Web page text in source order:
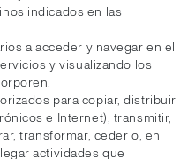
indicados en las
a acceder y navegar en el
y visualizando los
para copiar, distribuir
e Internet), transmitir,
transformar, ceder o, en
actividades que